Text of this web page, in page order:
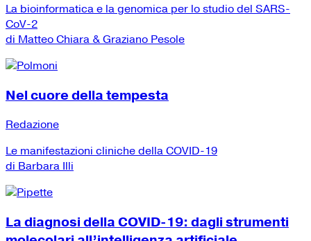
La bioinformatica e la genomica per lo studio del SARS-
CoV-2
di Matteo Chiara & Graziano Pesole
Nel cuore della tempesta
Redazione
Le manifestazioni cliniche della COVID-19
di Barbara Illi
La diagnosi della COVID-19: dagli strumenti